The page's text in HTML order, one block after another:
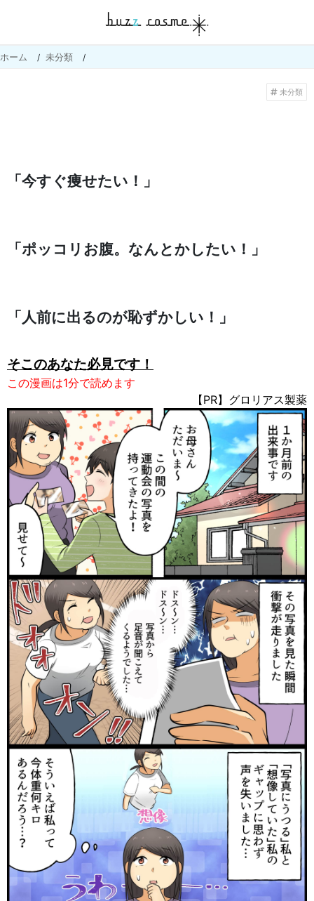
ホーム 未分類
未分類
「今すぐ痩せたい！」
「ポッコリお腹。なんとかしたい！」
「人前に出るのが恥ずかしい！」
そこのあなた必見です！
この漫画は1分で読めます
【PR】グロリアス製薬